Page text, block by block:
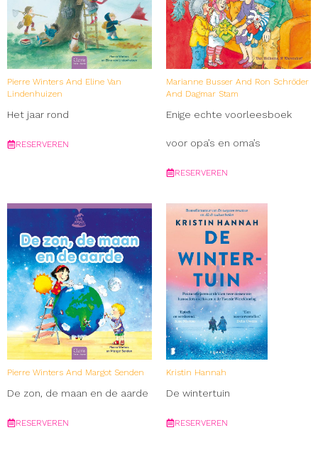
Pierre Winters And Eline Van
Lindenhuizen
Het jaar rond
RESERVEREN
Marianne Busser And Ron Schröder
And Dagmar Stam
Enige echte voorleesboek
voor opa’s en oma’s
RESERVEREN
Pierre Winters And Margot Senden
De zon, de maan en de aarde
RESERVEREN
Kristin Hannah
De wintertuin
RESERVEREN